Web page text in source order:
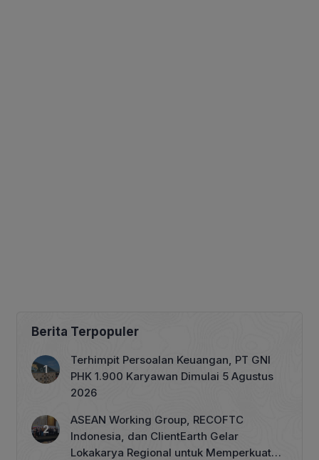
Berita Terpopuler
Terhimpit Persoalan Keuangan, PT GNI
PHK 1.900 Karyawan Dimulai 5 Agustus
2026
ASEAN Working Group, RECOFTC
Indonesia, dan ClientEarth Gelar
Lokakarya Regional untuk Memperkuat